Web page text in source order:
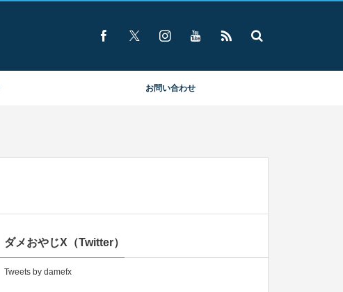
お問い合わせ
ダメおやじX（Twitter）
Tweets by damefx